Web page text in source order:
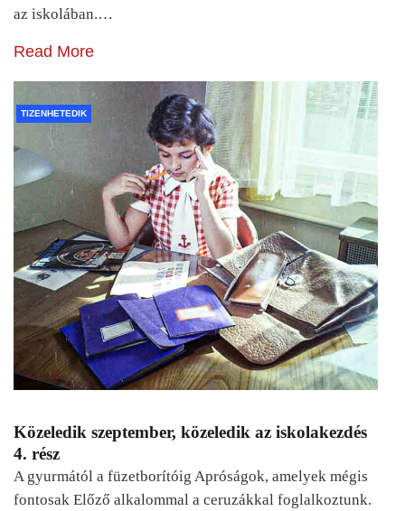
az iskolában.…
Read More
TIZENHETEDIK
Közeledik szeptember, közeledik az iskolakezdés
4. rész
A gyurmától a füzetborítóig Apróságok, amelyek mégis
fontosak Előző alkalommal a ceruzákkal foglalkoztunk.